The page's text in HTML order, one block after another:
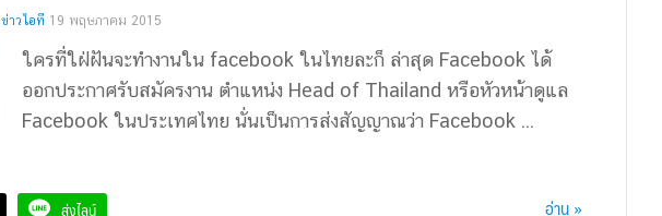
ข่าวไอที 19 พฤษภาคม 2015
ใครที่ใฝ่ฝันจะทำงานใน facebook ในไทยละก็ ล่าสุด Facebook ได้
ออกประกาศรับสมัครงาน ตำแหน่ง Head of Thailand หรือหัวหน้าดูแล
Facebook ในประเทศไทย นั่นเป็นการส่งสัญญาณว่า Facebook ...
ส่งไลน์ อ่าน »